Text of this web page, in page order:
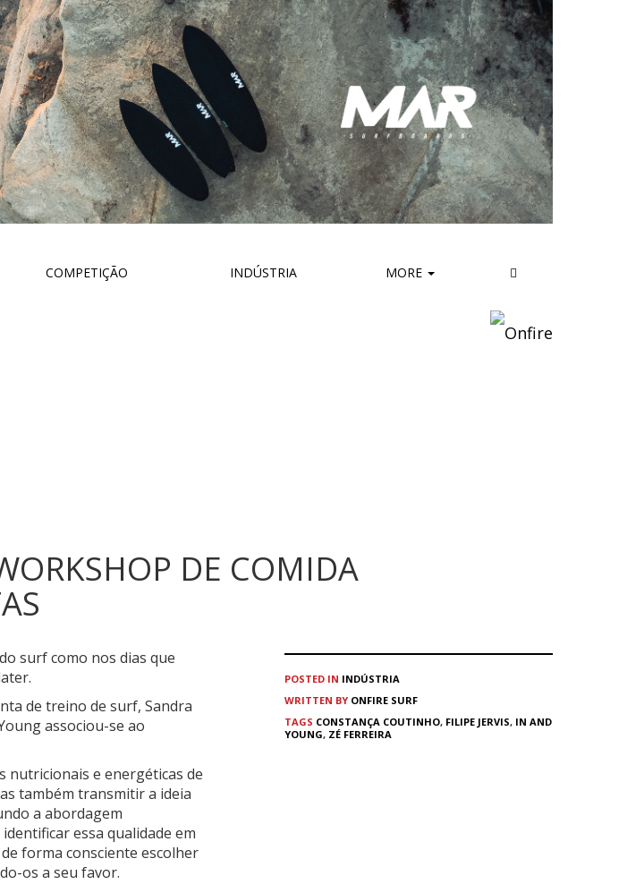
COMPETIÇÃO INDÚSTRIA MORE
DE COMIDA
surf como nos dias que
de treino de surf, Sandra
associou-se ao
nutricionais e energéticas de
também transmitir a ideia
a abordagem
essa qualidade em
forma consciente escolher
os a seu favor.
POSTED IN INDÚSTRIA
WRITTEN BY ONFIRE SURF
TAGS CONSTANÇA COUTINHO, FILIPE JERVIS, IN AND
YOUNG, ZÉ FERREIRA